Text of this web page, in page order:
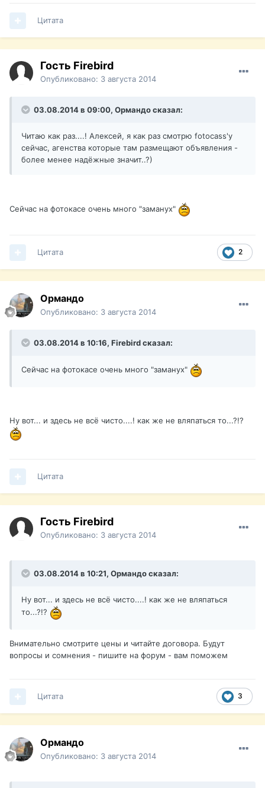
Цитата
Гость Firebird
Опубликовано: 3 августа 2014
03.08.2014 в 09:00, Ормандо сказал:
Читаю как раз....! Алексей, я как раз смотрю fotocass'y
сейчас, агенства которые там размещают объявления -
более менее надёжные значит..?)
Сейчас на фотокасе очень много "заманух"
2
Цитата
Ормандо
Опубликовано: 3 августа 2014
03.08.2014 в 10:16, Firebird сказал:
Сейчас на фотокасе очень много "заманух"
Ну вот... и здесь не всё чисто....! как же не вляпаться то...?!?
Цитата
Гость Firebird
Опубликовано: 3 августа 2014
03.08.2014 в 10:21, Ормандо сказал:
Ну вот... и здесь не всё чисто....! как же не вляпаться
то...?!?
Внимательно смотрите цены и читайте договора. Будут
вопросы и сомнения - пишите на форум - вам поможем
3
Цитата
Ормандо
Опубликовано: 3 августа 2014